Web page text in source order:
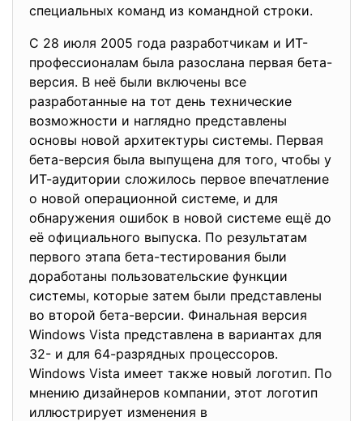
специальных команд из командной строки.
С 28 июля 2005 года разработчикам и ИТ-
профессионалам была разослана первая бета-
версия. В неё были включены все
разработанные на тот день технические
возможности и наглядно представлены
основы новой архитектуры системы. Первая
бета-версия была выпущена для того, чтобы у
ИТ-аудитории сложилось первое впечатление
о новой операционной системе, и для
обнаружения ошибок в новой системе ещё до
её официального выпуска. По результатам
первого этапа бета-тестирования были
доработаны пользовательские функции
системы, которые затем были представлены
во второй бета-версии. Финальная версия
Windows Vista представлена в вариантах для
32- и для 64-разрядных процессоров.
Windows Vista имеет также новый логотип. По
мнению дизайнеров компании, этот логотип
иллюстрирует изменения в